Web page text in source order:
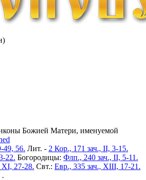
Божией Матери, именуемой
49, 56. Лит. - 2 Кор., 171 зач., II, 3-15.
22. Богородицы: Флп., 240 зач., II, 5-11.
XI, 27-28. Свт.: Евр., 335 зач., XIII, 17-21.
.